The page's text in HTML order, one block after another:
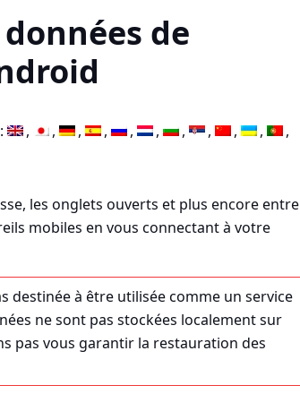
de
les onglets ouverts et plus encore entre
mobiles en vous connectant à votre
destinée à être utilisée comme un service
ne sont pas stockées localement sur
pas vous garantir la restauration des